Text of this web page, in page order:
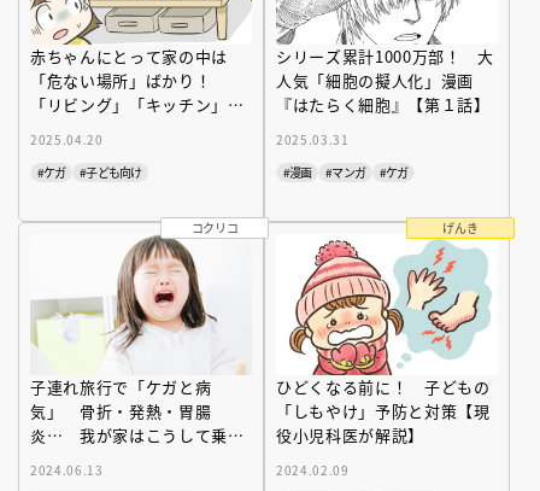
赤ちゃんにとって家の中は
「危ない場所」ばかり！
「リビング」「キッチン」
2025.04.20
#ケガ
#子ども向け
シリーズ累計1000万部！ 大
人気「細胞の擬人化」漫画
『はたらく細胞』【第１話】
2025.03.31
#漫画
#マンガ #ケガ
コクリコ
子連れ旅行で「ケガと病
気」 骨折・発熱・胃腸
炎… 我が家はこうして乗り
2024.06.13
げんき
ひどくなる前に！ 子どもの
「しもやけ」予防と対策【現
役小児科医が解説】
2024.02.09